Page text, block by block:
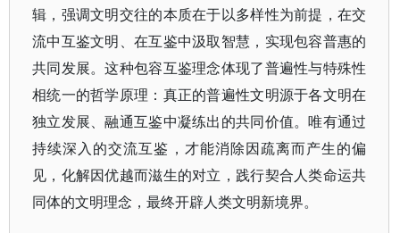
辑，强调文明交往的本质在于以多样性为前提，在交
流中互鉴文明、在互鉴中汲取智慧，实现包容普惠的
共同发展。这种包容互鉴理念体现了普遍性与特殊性
相统一的哲学原理：真正的普遍性文明源于各文明在
独立发展、融通互鉴中凝练出的共同价值。唯有通过
持续深入的交流互鉴，才能消除因疏离而产生的偏
见，化解因优越而滋生的对立，践行契合人类命运共
同体的文明理念，最终开辟人类文明新境界。